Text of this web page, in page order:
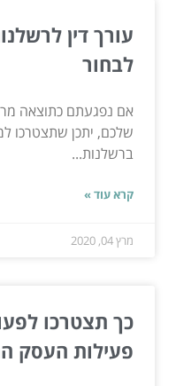
עורך דין
לבחור
אם נפגעתם כתוצאה
שלכם, יתכן שתצטרכו
ברשלנות...
קרא עוד »
מרץ 04, 2020
כך תצטרכו
פעילות העסק